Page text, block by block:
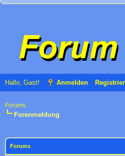
Hallo, Gast! Anmelden
Forums
Forenmeldung
Forums